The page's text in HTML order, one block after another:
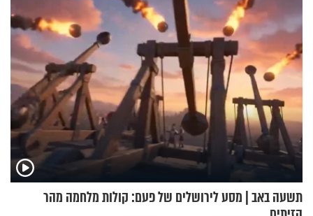
תשעה באב | מסע לירושלים של פעם: קולות מלחמה מהר